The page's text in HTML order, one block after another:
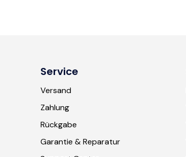
Service
Versand
Zahlung
Rückgabe
Garantie & Reparatur